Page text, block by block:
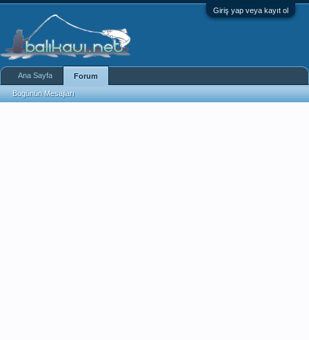
Giriş yap veya kayıt ol
Ana Sayfa Forum
Bugünün Mesajları